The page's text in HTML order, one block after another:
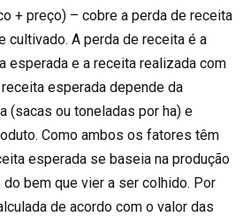
+ preço) – cobre a perda de receita
cultivado. A perda de receita é a
esperada e a receita realizada com
esperada depende da
(sacas ou toneladas por ha) e
Como ambos os fatores têm
esperada se baseia na produção
bem que vier a ser colhido. Por
de acordo com o valor das